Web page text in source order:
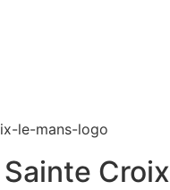
Croix